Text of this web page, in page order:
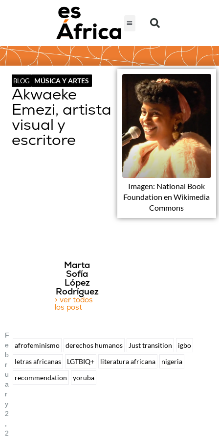
BLOG MÚSICA Y ARTES
Akwaeke
Emezi, artista
visual y
escritore
Imagen: National Book
Foundation en Wikimedia
Commons
Marta
Sofía
López
Rodríguez
> ver todos
los post
F
E
B
R
U
A
R
Y
2
2
afrofeminismo derechos humanos Just transition
igbo
letras africanas
LGTBIQ+ literatura africana
nigeria
recommendation
yoruba